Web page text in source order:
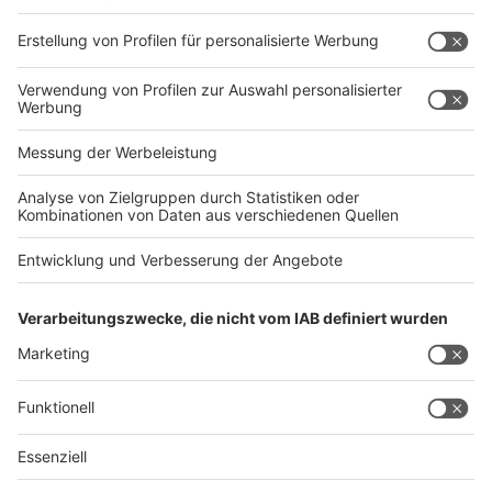
AGB
Datenschutz
Barrierefreiheit
Service
Abo verwalten
Das Team